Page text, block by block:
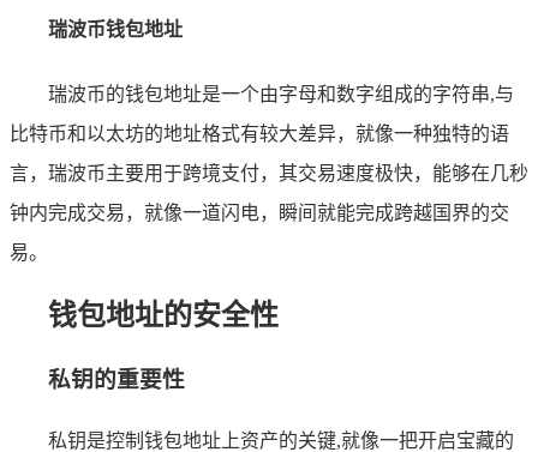
瑞波币钱包地址
瑞波币的钱包地址是一个由字母和数字组成的字符串,与
比特币和以太坊的地址格式有较大差异，就像一种独特的语
言，瑞波币主要用于跨境支付，其交易速度极快，能够在几秒
钟内完成交易，就像一道闪电，瞬间就能完成跨越国界的交
易。
钱包地址的安全性
私钥的重要性
私钥是控制钱包地址上资产的关键,就像一把开启宝藏的